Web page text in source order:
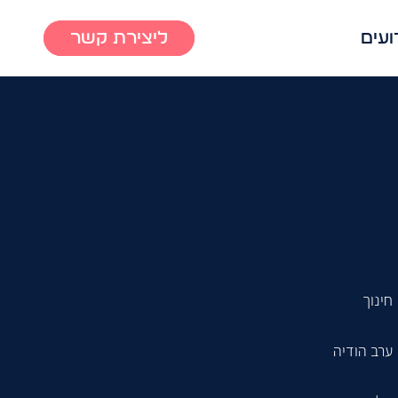
ליצירת קשר
חינוך
ערב הודיה